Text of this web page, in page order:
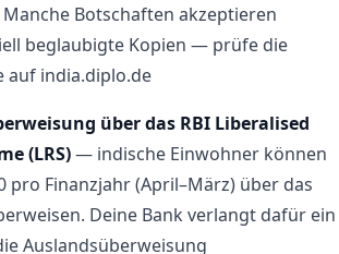
Botschaften akzeptieren
beglaubigte Kopien — prüfe die
auf india.diplo.de
über das RBI Liberalised
(LRS)— indische Einwohner können
pro Finanzjahr (April–März) über das
Deine Bank verlangt dafür ein
Auslandsüberweisung